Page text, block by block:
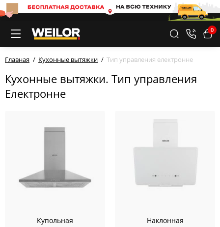
0
Главная Кухонные вытяжки Тип управления електронне
Кухонные вытяжки. Тип управления
Електронне
Купольная Наклонная